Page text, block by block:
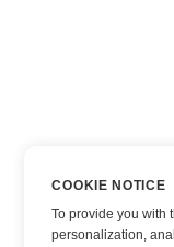
COOKIE NOTICE
To provide you with
personalization,